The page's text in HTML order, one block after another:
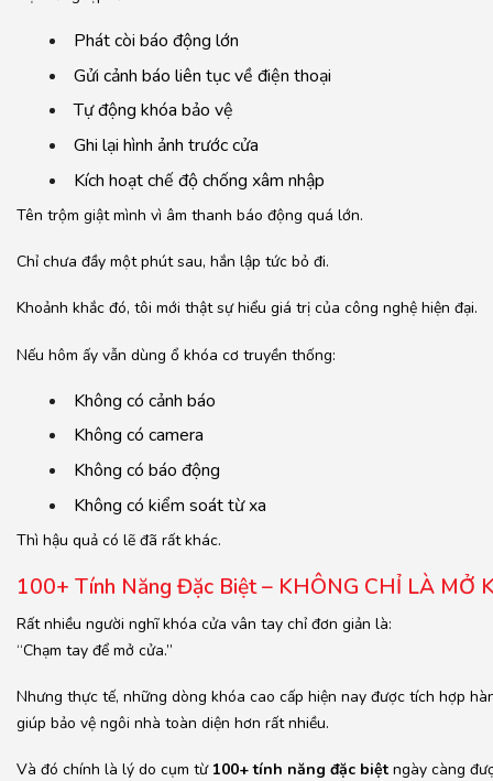
Phát còi báo động lớn
Gửi cảnh báo liên tục về điện thoại
Tự động khóa bảo vệ
Ghi lại hình ảnh trước cửa
Kích hoạt chế độ chống xâm nhập
Tên trộm giật mình vì âm thanh báo động quá lớn.
Chỉ chưa đầy một phút sau, hắn lập tức bỏ đi.
Khoảnh khắc đó, tôi mới thật sự hiểu giá trị của công nghệ hiện đại.
Nếu hôm ấy vẫn dùng ổ khóa cơ truyền thống:
Không có cảnh báo
Không có camera
Không có báo động
Không có kiểm soát từ xa
Thì hậu quả có lẽ đã rất khác.
100+ Tính Năng Đặc Biệt – KHÔNG CHỈ LÀ MỞ
Rất nhiều người nghĩ khóa cửa vân tay chỉ đơn giản là:
“Chạm tay để mở cửa.”
Nhưng thực tế, những dòng khóa cao cấp hiện nay được tích hợp
giúp bảo vệ ngôi nhà toàn diện hơn rất nhiều.
Và đó chính là lý do cụm từ 100+ tính năng đặc biệt ngày càng